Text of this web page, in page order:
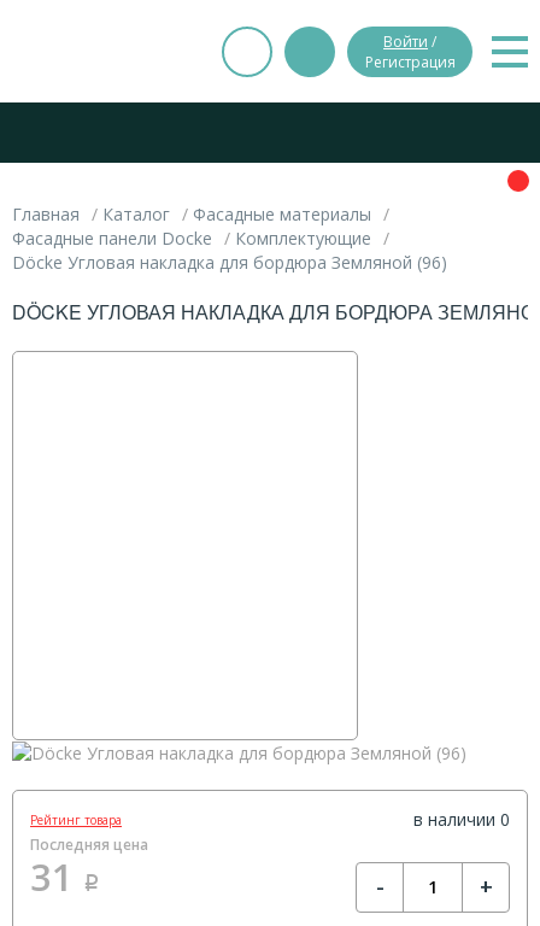
Войти /
Регистрация
Главная Каталог
Фасадные материалы
Фасадные панели Docke
Комплектующие
Döcke Угловая накладка для бордюра Земляной (96)
DÖCKE УГЛОВАЯ НАКЛАДКА ДЛЯ БОРДЮРА
Рейтинг товара в наличии 0
Последняя цена
31 Р - +